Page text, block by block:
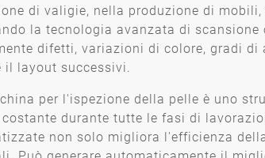
di valigie, nella produzione di
la tecnologia avanzata di
difetti, variazioni di colore, gradi
il layout successivi.
per l'ispezione della pelle è uno
durante tutte le fasi di
non solo migliora l'efficienza